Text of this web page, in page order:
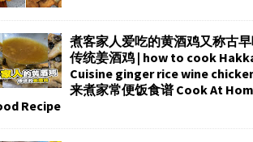
煮客家人爱吃的黄酒鸡又称古
传统姜酒鸡 | how to cook
Cuisine ginger rice wine
来煮家常便饭食谱 Cook At
Recipe